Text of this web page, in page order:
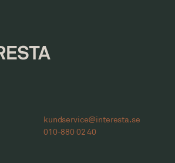
kundservice@interesta.se
010-880 02 40